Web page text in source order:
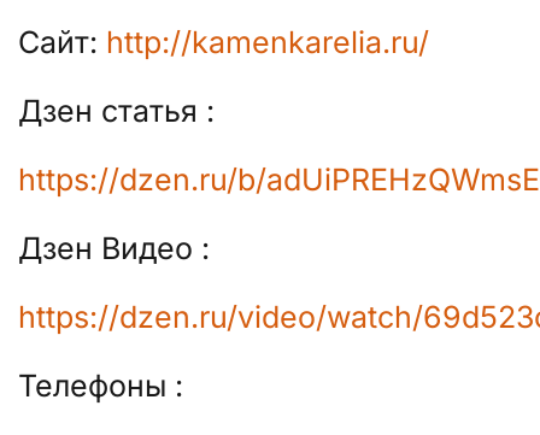
Сайт: http://kamenkarelia.ru/
Дзен статья :
https://dzen.ru/b/
Дзен Видео :
https://dzen.ru/video/watch/
Телефоны :